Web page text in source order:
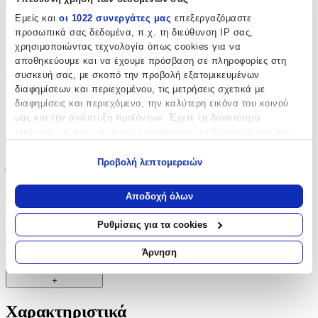
Εμείς και οι 1022 συνεργάτες μας επεξεργαζόμαστε
προσωπικά σας δεδομένα, π.χ. τη διεύθυνση IP σας,
χρησιμοποιώντας τεχνολογία όπως cookies για να
αποθηκεύουμε και να έχουμε πρόσβαση σε πληροφορίες στη
συσκευή σας, με σκοπό την προβολή εξατομικευμένων
διαφημίσεων και περιεχομένου, τις μετρήσεις σχετικά με
διαφημίσεις και περιεχόμενο, την καλύτερη εικόνα του κοινού
μας και την ανάπτυξη προϊόντων. Έχετε τη δυνατότητα
Να συλλέξουμε πληροφορίες σχετικά με τη γεωγραφική
σας τοποθεσία, οι οποίες μπορεί να είναι ακριβείς σε
απόσταση μερικών μέτρων
Να αναγνωρίσουμε τη συσκευή σας σαρώνοντας ενεργά
για συγκεκριμένα χαρακτηριστικά (δακτυλικό αποτύπωμα)
Μάθετε περισσότερα σχετικά με τον τρόπο επεξεργασίας των
προσωπικών σας δεδομένων και καθορίστε τις προτιμήσεις σας
ανακαλέσετε τη συγκατάθεσή σας ανά πάσα στιγμή από τη
Προβολή λεπτομερειών
Αποδοχή όλων
Ρυθμίσεις για τα cookies
Άρνηση
Όχι
Μπορντούρα
Ναι
Φωσφοριζέ:
Όχι
3D:
Χαρακτηριστικά
+
Χαρακτηριστικά